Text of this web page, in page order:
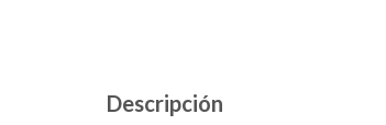
Descripción